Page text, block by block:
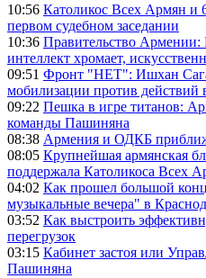
10:56 Католикос Всех Армян и
первом судебном заседании
10:36 Правительство Армении:
интеллект хромает,
09:51 Фронт "НЕТ": Ишхан
мобилизации против действий
09:22 Пешка в игре титанов:
команды Пашиняна
08:38 Армения и ОДКБ
08:05 Крупнейшая армянская
поддержала Католикоса Всех
04:02 Как прошел большой
музыкальные вечера" в
03:52 Как выстроить
перегрузок
03:15 Кабинет застоя или
Пашиняна